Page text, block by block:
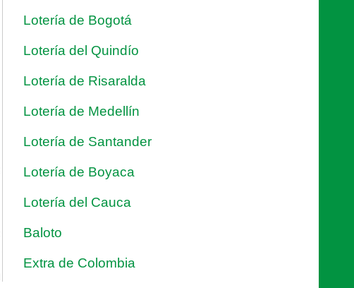
Lotería de Bogotá
Lotería del Quindío
Lotería de Risaralda
Lotería de Medellín
Lotería de Santander
Lotería de Boyaca
Lotería del Cauca
Baloto
Extra de Colombia